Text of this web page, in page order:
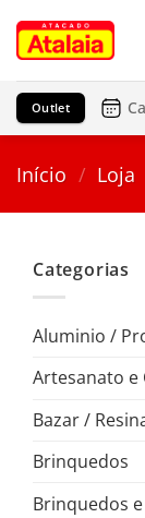
para
conteúdo
Outlet
Início / Loja
Categorias
Aluminio /
Artesanato e
Bazar /
Brinquedos
Brinquedos